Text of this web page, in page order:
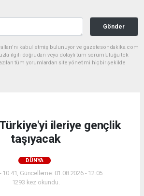
Gönder
kabul etmiş bulunuyor ve gazetesondakika.com
ilgili doğrudan veya dolaylı tüm sorumluluğu tek
tüm yorumlardan site yönetimi hiçbir şekilde
ileriye gençlik
taşıyacak
DÜNYA
10:41, Güncelleme: 01.08.2026 - 12:05
1293 kez okundu.